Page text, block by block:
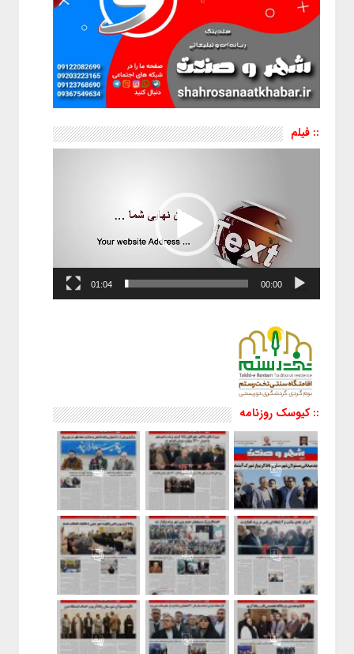
:: فیلم
نمایشگر
00:00
01:04
:: کیوسک روزنامه